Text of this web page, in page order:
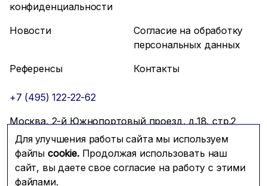
Для улучшения работы сайта мы используем
файлы cookie.Продолжая использовать наш
сайт, вы даете свое согласие на работу с этими
файлами.
конфиденциальности
Новости
Согласие на обработку
персональных данных
Референсы
Контакты
+7 (495) 122-22-62
Москва, 2-й Южнопортовый проезд, д.18, стр.2
info@mfmc.ru
Связаться с нами